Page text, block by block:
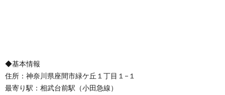
◆基本情報
住所：神奈川県座間市緑ケ丘１丁目１−１
最寄り駅：相武台前駅（小田急線）